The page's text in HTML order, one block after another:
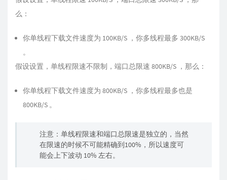
么：
你单线程下载文件速度为 100KB/S ，你多线程最多 300KB/S
。
假设设置，单线程限速不限制，端口总限速 800KB/S ，那么：
你单线程下载文件速度为 800KB/S ，你多线程最多也是
800KB/S 。
注意：单线程限速和端口总限速是独立的，当然
在限速的时候不可能精确到100%，所以速度可
能会上下波动 10% 左右。